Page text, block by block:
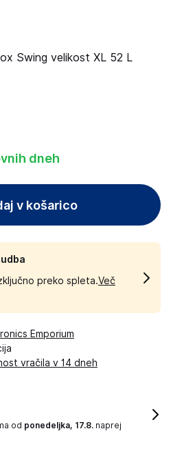
Swing velikost XL 52 L
dneh
v košarico
preko spleta.Več
Emporium
vračila v 14 dneh
od ponedeljka, 17.8. naprej